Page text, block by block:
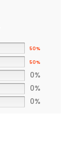
50%
50%
0%
0%
0%